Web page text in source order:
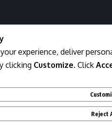
experience, deliver
clicking Customize. Click
Reject